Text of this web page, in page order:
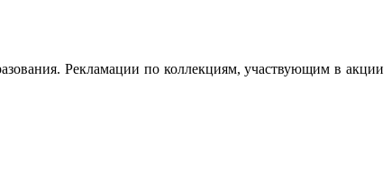
Рекламации по коллекциям, участвующим в акции